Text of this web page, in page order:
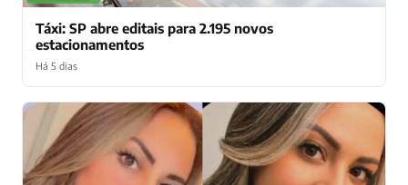
Táxi: SP abre editais para 2.195 novos
estacionamentos
Há 5 dias